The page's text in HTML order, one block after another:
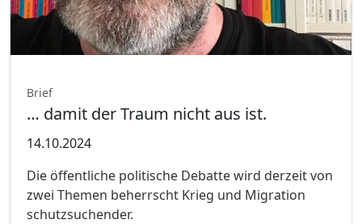
Brief
… damit der Traum nicht aus ist.
14.10.2024
Die öffentliche politische Debatte wird derzeit von
zwei Themen beherrscht Krieg und Migration
schutzsuchender.